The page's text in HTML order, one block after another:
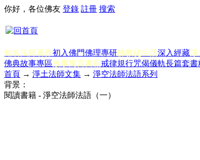
你好，各位佛友 登錄 註冊 搜索
知名法師著作初入佛門佛理專研佛教徒生活深入經藏淨
佛典故事專區故事寓言書籍戒律規行咒偈儀軌長篇套書
首頁 → 淨土法師文集 → 淨空法師法語系列
背景：
閱讀書籍 - 淨空法師法語（一）